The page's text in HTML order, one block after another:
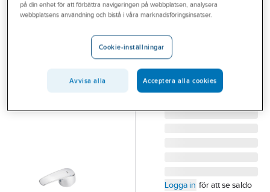
Branscher
Spak till Safira,
Oras
ORAS SAFIRA ETTGR.
SPAK 2017- 602502V
Artikelnummer:
Logga in för att se saldo
på din enhet för att förbättra navigeringen på webbplatsen, analysera
webbplatsens användning och bistå i våra marknadsföringsinsatser.
Cookie-inställningar
Avvisa alla Acceptera alla cookies